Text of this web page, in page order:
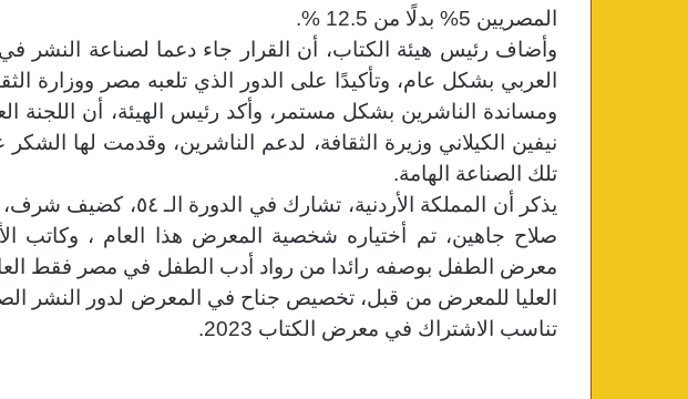
المصريين 5% بدلًا من 12.5 %.
وأضاف رئيس هيئة الكتاب، أن القرار جاء دعما لصناعة
العربي بشكل عام، وتأكيدًا على الدور الذي تلعبه مصر ووزارة
ومساندة الناشرين بشكل مستمر، وأكد رئيس الهيئة، أن اللجنة
نيفين الكيلاني وزيرة الثقافة، لدعم الناشرين، وقدمت لها
تلك الصناعة الهامة.
يذكر أن المملكة الأردنية،
صلاح جاهين، تم أختياره شخصية المعرض هذا العام ، وكاتب
معرض الطفل بوصفه رائدا من رواد أدب الطفل في مصر فقط
العليا للمعرض من قبل، تخصيص جناح في المعرض لدور النشر
تناسب الاشتراك في معرض الكتاب 2023.